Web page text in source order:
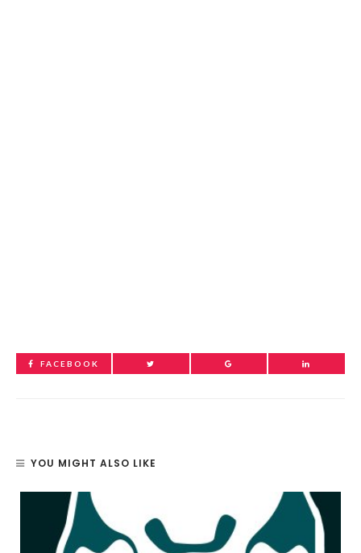
FACEBOOK
YOU MIGHT ALSO LIKE